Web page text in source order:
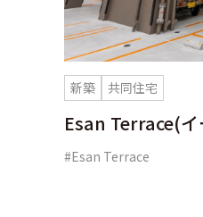
新築 共同住宅
Esan Terrace(
#Esan Terrace